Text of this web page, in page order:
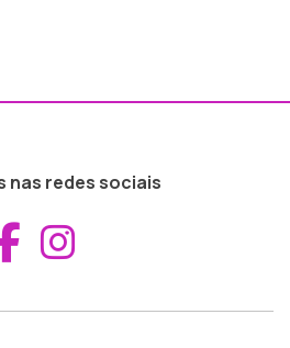
nas redes sociais
Aceder ao